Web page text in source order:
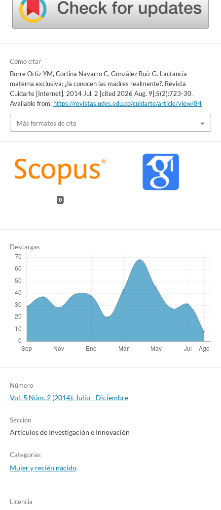
Cómo citar
Borre Ortiz YM, Cortina Navarro C, González Ruíz G. Lactancia
materna exclusiva: ¿la conocen las madres realmente?. Revista
Cuidarte [Internet]. 2014 Jul. 2 [cited 2026 Aug. 9];5(2):723-30.
Available from: https://revistas.udes.edu.co/cuidarte/article/view/84
Más formatos de cita
0
Descargas
Número
Vol. 5 Núm. 2 (2014): Julio - Diciembre
Sección
Artículos de Investigación e Innovación
Categorías
Mujer y recién nacido
Licencia